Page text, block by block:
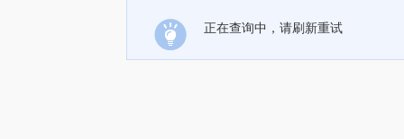
正在查询中，请刷新重试